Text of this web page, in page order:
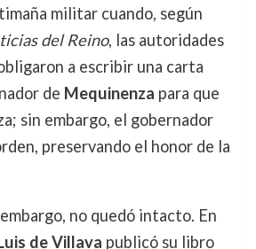
militar cuando, según
del Reino, las autoridades
a escribir una carta
de Mequinenza para que
sin embargo, el gobernador
preservando el honor de la
no quedó intacto. En
de Villava publicó su libro